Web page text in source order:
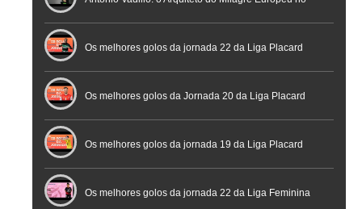
Futebol
Futsal | Documentário
Os melhores golos da jornada 22 da Liga Placard
Os melhores golos da Jornada 20 da Liga Placard
Futsal
Os melhores golos da jornada 19 da Liga Placard
Os melhores golos da jornada 22 da Liga Feminina